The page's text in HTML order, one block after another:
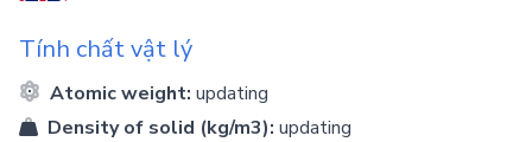
Tính chất vật lý
Atomic weight: updating
Density of solid (kg/m3): updating